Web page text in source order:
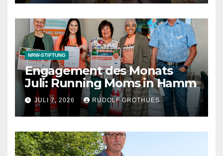
NRW-STIFTUNG
Engagement des Monats
Juli: Running Moms in Hamm
JULI 7, 2026 RUDOLF GROTHUES